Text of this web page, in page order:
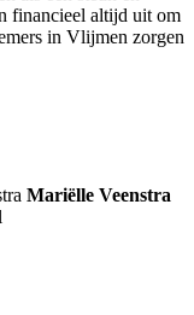
financieel altijd uit om
in Vlijmen zorgen
Mariëlle Veenstra